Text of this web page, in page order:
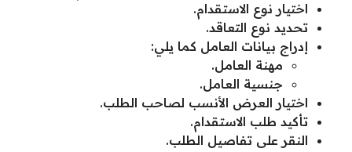
اختيار نوع الاستقدام.
تحديد نوع التعاقد.
إدراج بيانات العامل كما يلي:
مهنة العامل.
جنسية العامل.
اختيار العرض الأنسب لصاحب الطلب.
تأكيد طلب الاستقدام.
النقر على تفاصيل الطلب.